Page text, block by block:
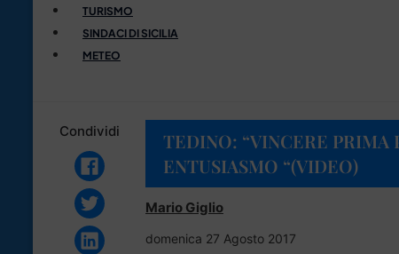
TURISMO
SINDACI DI SICILIA
METEO
Condividi
TEDINO: “VINCERE PRIMA
ENTUSIASMO “(VIDEO)
Mario Giglio
domenica 27 Agosto 2017